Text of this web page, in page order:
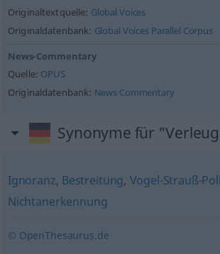
Originaltextquelle: Global Voices
Originaldatenbank: Global Voices Parallel Corpus
News-Commentary
Quelle: OPUS
Originaldatenbank: News Commentary
Synonyme für
Ignoranz, Bestreitung, Vogel-Strauß-
Nichtanerkennung
© OpenThesaurus.de